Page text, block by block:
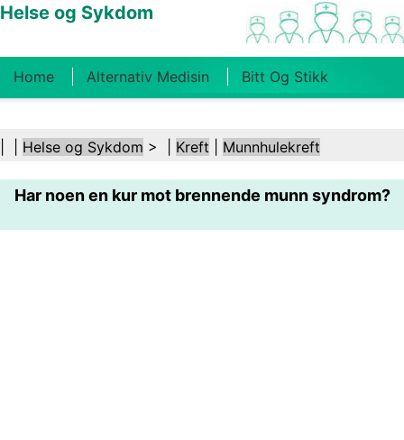
Helse og Sykdom
Home Alternativ Medisin Bitt Og Stikk
Kosthold Og Ernæring Familiehelse
Helsebransjen Psykisk Helse Folkehelse Og
Sikkerhet Kirurgi Og Prosedyrer Helse
Helse og Sykdom > | Kreft Munnhulekreft
Har noen en kur mot brennende munn syndrom?